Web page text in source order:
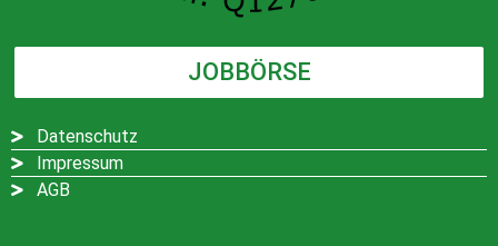
JOBBÖRSE
Datenschutz
Impressum
AGB